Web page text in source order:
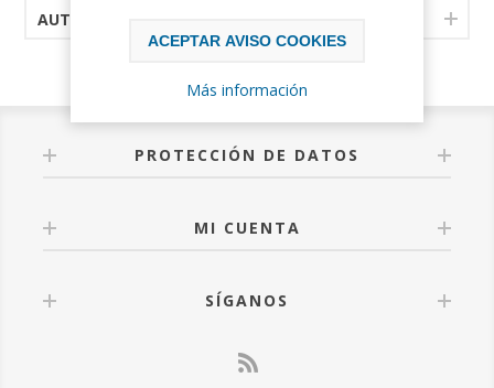
AUTORES
PROTECCIÓN DE DATOS
MI CUENTA
SÍGANOS
ACEPTAR AVISO COOKIES
Más información